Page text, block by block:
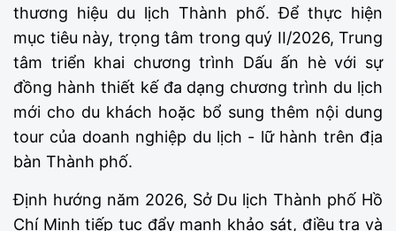
thương hiệu du lịch Thành phố. Để thực hiện
mục tiêu này, trọng tâm trong quý II/2026, Trung
tâm triển khai chương trình Dấu ấn hè với sự
đồng hành thiết kế đa dạng chương trình du lịch
mới cho du khách hoặc bổ sung thêm nội dung
tour của doanh nghiệp du lịch - lữ hành trên địa
bàn Thành phố.
Định hướng năm 2026, Sở Du lịch Thành phố Hồ
Chí Minh tiếp tục đẩy mạnh khảo sát, điều tra và